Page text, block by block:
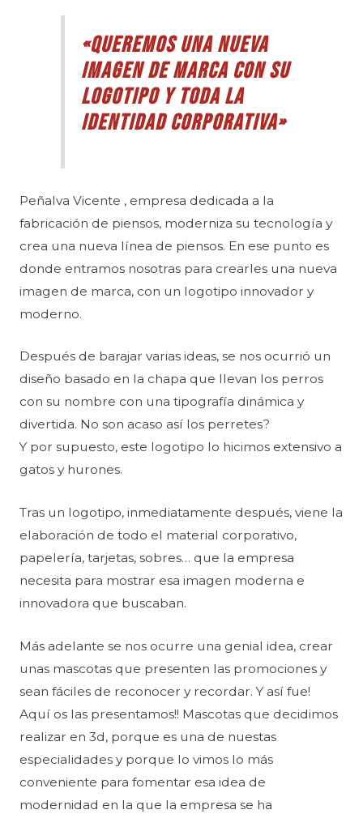
«Queremos una nueva
imagen de marca con su
logotipo y toda la
identidad corporativa»
Peñalva Vicente , empresa dedicada a la
fabricación de piensos, moderniza su tecnología y
crea una nueva línea de piensos. En ese punto es
donde entramos nosotras para crearles una nueva
imagen de marca, con un logotipo innovador y
moderno.
Después de barajar varias ideas, se nos ocurrió un
diseño basado en la chapa que llevan los perros
con su nombre con una tipografía dinámica y
divertida. No son acaso así los perretes?
Y por supuesto, este logotipo lo hicimos extensivo a
gatos y hurones.
Tras un logotipo, inmediatamente después, viene la
elaboración de todo el material corporativo,
papelería, tarjetas, sobres… que la empresa
necesita para mostrar esa imagen moderna e
innovadora que buscaban.
Más adelante se nos ocurre una genial idea, crear
unas mascotas que presenten las promociones y
sean fáciles de reconocer y recordar. Y así fue!
Aquí os las presentamos!! Mascotas que decidimos
realizar en 3d, porque es una de nuestas
especialidades y porque lo vimos lo más
conveniente para fomentar esa idea de
modernidad en la que la empresa se ha